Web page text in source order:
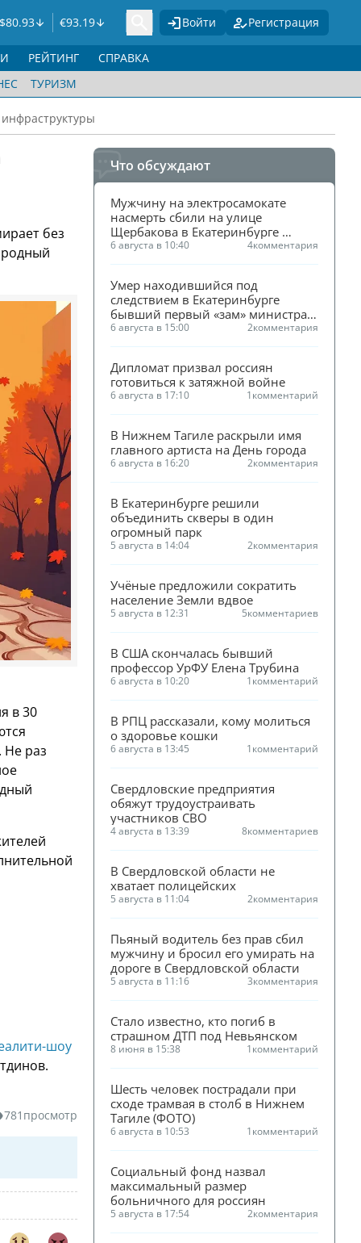
$80.93 €93.19 Войти Регистрация
ТУРИЗМ
РЕЙТИНГ СПРАВКА
без
в 30
Не раз
шоу
781 просмотр
Что обсуждают
Мужчину на электросамокате
насмерть сбили на улице
Щербакова в Екатеринбурге
(ФОТО)
6 августа в 10:40 4комментария
Умер находившийся под
следствием в Екатеринбурге
бывший первый «зам» министра
ЖКХ Смирнова
6 августа в 15:00 2комментария
Дипломат призвал россиян
готовиться к затяжной войне
6 августа в 17:10 1комментарий
В Нижнем Тагиле раскрыли имя
главного артиста на День города
6 августа в 16:20 2комментария
В Екатеринбурге решили
объединить скверы в один
огромный парк
5 августа в 14:04 2комментария
Учёные предложили сократить
население Земли вдвое
5 августа в 12:31 5комментариев
В США скончалась бывший
профессор УрФУ Елена Трубина
6 августа в 10:20 1комментарий
В РПЦ рассказали, кому молиться
о здоровье кошки
6 августа в 13:45 1комментарий
Свердловские предприятия
обяжут трудоустраивать
участников СВО
4 августа в 13:39 8комментариев
В Свердловской области не
хватает полицейских
5 августа в 11:04 2комментария
Пьяный водитель без прав сбил
мужчину и бросил его умирать на
дороге в Свердловской области
5 августа в 11:16 3комментария
Стало известно, кто погиб в
страшном ДТП под Невьянском
8 июня в 15:38 1комментарий
Шесть человек пострадали при
сходе трамвая в столб в Нижнем
Тагиле (ФОТО)
6 августа в 10:53 1комментарий
Социальный фонд назвал
максимальный размер
больничного для россиян
5 августа в 17:54 2комментария